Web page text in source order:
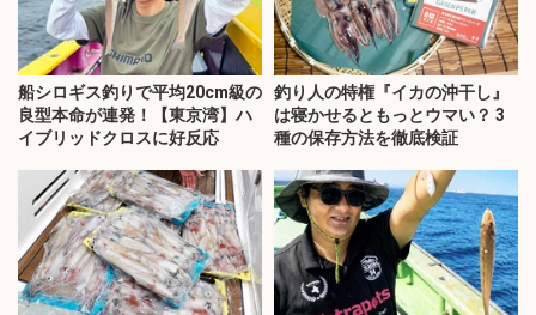
船シロギス釣りで平均20cm級の
良型本命が連発！【東京湾】ハ
イブリッドクロスに好反応
釣り人の特権『イカの沖干し』
は寝かせるともっとウマい？ 3
種の保存方法を徹底検証